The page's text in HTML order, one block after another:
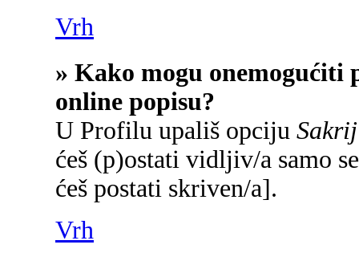
Vrh
» Kako mogu onemogućiti
online popisu?
U Profilu upališ opciju
ćeš (p)ostati vidljiv/a samo
ćeš postati skriven/a].
Vrh